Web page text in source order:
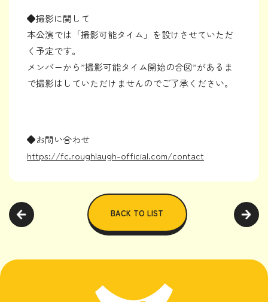
◆撮影に関して
本公演では「撮影可能タイム」を設けさせていただ
く予定です。
メンバーから”撮影可能タイム開始の合図”があるま
で撮影はしていただけませんのでご了承ください。
◆お問い合わせ
https://fc.roughlaugh-official.com/contact
BACK TO LIST